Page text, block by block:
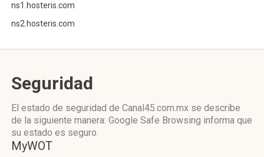
ns1.hosteris.com
ns2.hosteris.com
Seguridad
El estado de seguridad de Canal45.com.mx se describe
de la siguiente manera: Google Safe Browsing informa que
su estado es seguro.
MyWOT